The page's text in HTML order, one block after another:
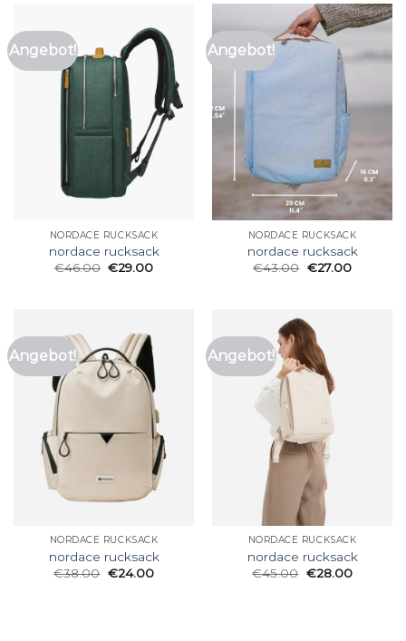
Angebot!
NORDACE RUCKSACK
nordace rucksack
€46.00 €29.00
Angebot!
NORDACE RUCKSACK
nordace rucksack
€43.00 €27.00
Angebot!
NORDACE RUCKSACK
nordace rucksack
€38.00 €24.00
Angebot!
NORDACE RUCKSACK
nordace rucksack
€45.00 €28.00